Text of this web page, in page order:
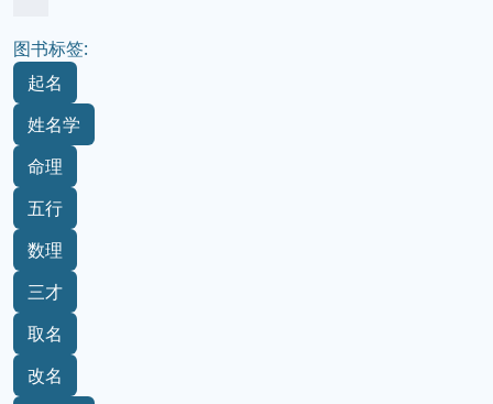
图书标签:
起名
姓名学
命理
五行
数理
三才
取名
改名